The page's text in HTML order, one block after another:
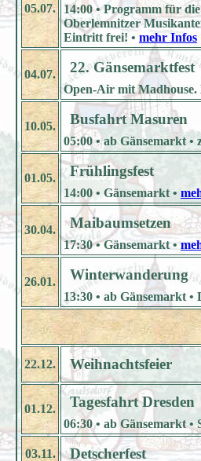
05.07.
14:00 • Programm für
Oberlemnitzer
Eintritt frei! • mehr Infos
04.07. 22. Gänsemarktfest
Open-Air mit
10.05. Busfahrt Masuren
05:00 • ab Gänsemarkt •
01.05. Frühlingsfest
14:00 • Gänsemarkt •
30.04. Maibaumsetzen
17:30 • Gänsemarkt •
26.01. Winterwanderung
13:30 • ab Gänsemarkt
22.12. Weihnachtsfeier
01.12. Tagesfahrt Dresden
06:30 • ab Gänsemarkt
03.11. Detscherfest